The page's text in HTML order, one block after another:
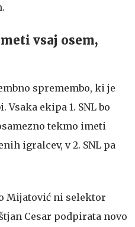
vsaj osem,
spremembo, ki je
ekipa 1. SNL bo
tekmo imeti
igralcev, v 2. SNL pa